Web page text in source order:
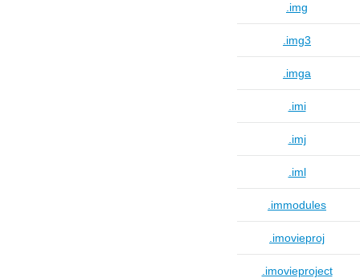
.img
.img3
.imga
.imi
.imj
.iml
.immodules
.imovieproj
.imovieproject